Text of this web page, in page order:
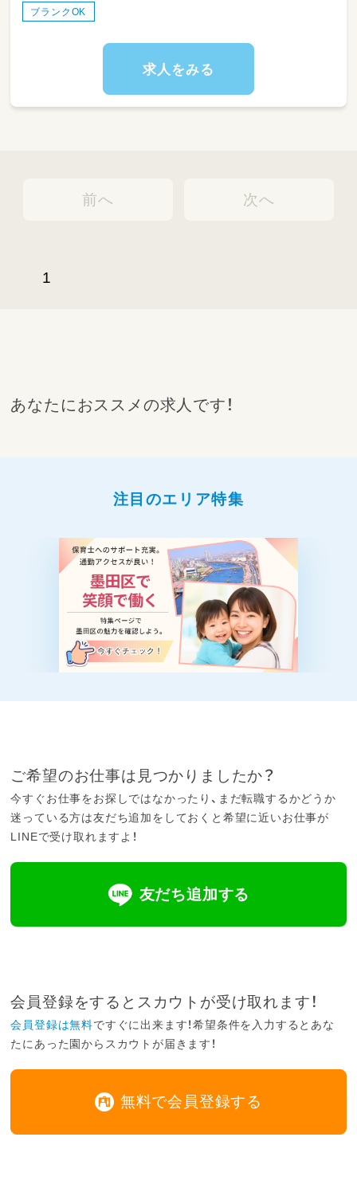
ブランクOK
求人をみる
前へ
1
次へ
あなたにおススメの求人です！
注目のエリア特集
ご希望のお仕事は見つかりましたか？
今すぐお仕事をお探しではなかったり、まだ転職するかどうか
迷っている方は友だち追加をしておくと希望に近いお仕事が
LINEで受け取れますよ！
友だち追加する
会員登録をするとスカウトが受け取れます！
会員登録は無料ですぐに出来ます！希望条件を入力するとあな
たにあった園からスカウトが届きます！
無料で会員登録する